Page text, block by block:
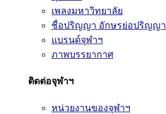
เพลงมหาวิทยาลัย
ชื่อปริญญา อักษรย่อปริญญา
แบรนด์จุฬาฯ
ภาพบรรยากาศ
ติดต่อจุฬาฯ
หน่วยงานของจุฬาฯ